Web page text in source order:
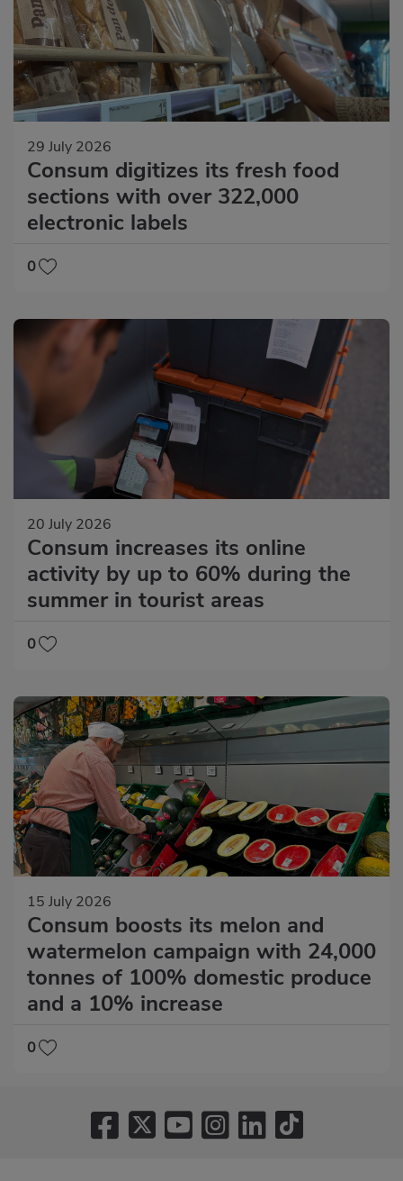
29 July 2026
Consum digitizes its fresh food
sections with over 322,000
electronic labels
0
20 July 2026
Consum increases its online
activity by up to 60% during the
summer in tourist areas
0
15 July 2026
Consum boosts its melon and
watermelon campaign with 24,000
tonnes of 100% domestic produce
and a 10% increase
0